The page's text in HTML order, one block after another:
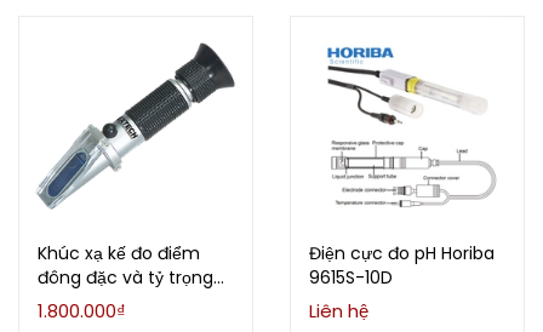
Khúc xạ kế đo điểm
đông đặc và tỷ trọng
của Axit acquy EXTECH
1.800.000₫
Điện cực đo pH Horiba
9615S-10D
Liên hệ